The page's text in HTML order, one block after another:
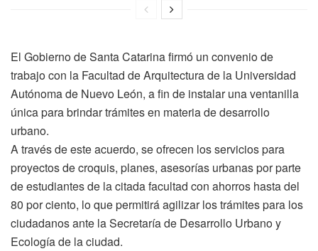
El Gobierno de Santa Catarina firmó un convenio de
trabajo con la Facultad de Arquitectura de la Universidad
Autónoma de Nuevo León, a fin de instalar una ventanilla
única para brindar trámites en materia de desarrollo
urbano.
A través de este acuerdo, se ofrecen los servicios para
proyectos de croquis, planes, asesorías urbanas por parte
de estudiantes de la citada facultad con ahorros hasta del
80 por ciento, lo que permitirá agilizar los trámites para los
ciudadanos ante la Secretaría de Desarrollo Urbano y
Ecología de la ciudad.